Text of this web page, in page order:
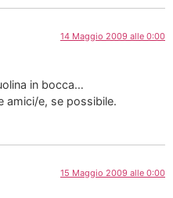
14 Maggio 2009 alle 0:00
in bocca…
amici/e, se possibile.
15 Maggio 2009 alle 0:00